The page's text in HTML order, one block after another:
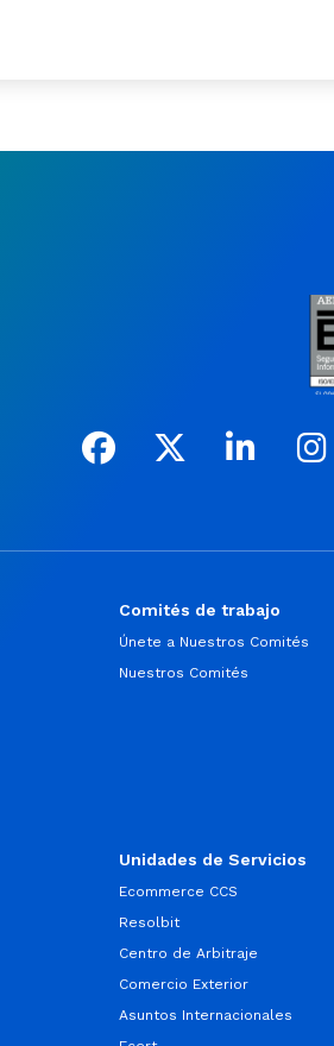
Comités de trabajo
Únete a Nuestros Comités
Nuestros Comités
Unidades de Servicios
Ecommerce CCS
Resolbit
Centro de Arbitraje
Comercio Exterior
Asuntos Internacionales